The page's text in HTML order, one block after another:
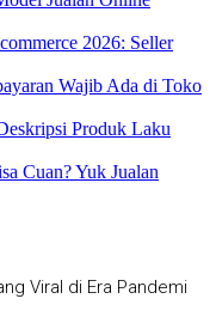
2026: Seller
Wajib Ada di Toko
Produk Laku
Cuan? Yuk Jualan
Viral di Era Pandemi